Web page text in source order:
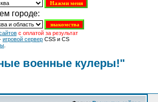
городе:
с оплатой за результат
игровой сервер CSS и CS
военные кулеры!"